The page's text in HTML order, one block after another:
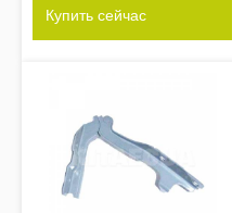
Купить сейчас